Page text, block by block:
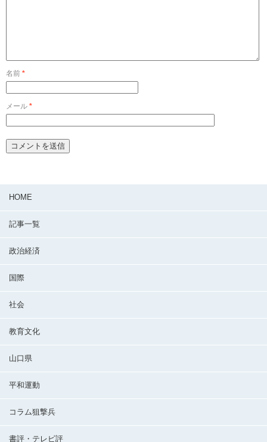
名前 *
メール *
HOME
記事一覧
政治経済
国際
社会
教育文化
山口県
平和運動
コラム狙撃兵
書評・テレビ評